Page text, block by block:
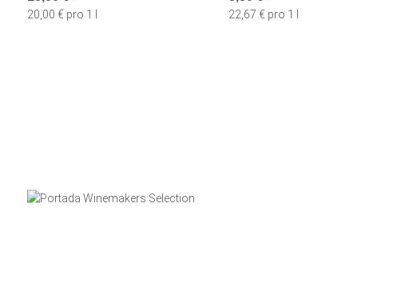
20,00 € pro 1 l 22,67 € pro 1 l